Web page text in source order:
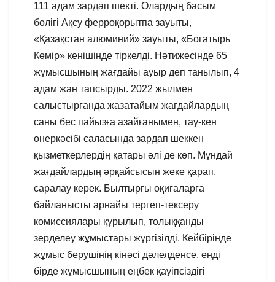
111 адам зардап шекті. Олардың басым
бөлігі Ақсу ферроқорытпа зауыты,
«Қазақстан алюминий» зауыты, «Богатырь
Көмір» кенішінде тіркелді. Нәтижесінде 65
жұмысшының жағдайы ауыр деп танылып, 4
адам жан тапсырды. 2022 жылмен
салыстырғанда жазатайым жағдайлардың
саны бес пайызға азайғанымен, тау-кен
өнеркәсібі саласында зардап шеккен
қызметкерлердің қатары әлі де көп. Мұндай
жағдайлардың әрқайсысын жеке қарап,
саралау керек. Былтырғы оқиғаларға
байланысты арнайы тергеп-тексеру
комиссиялары құрылып, толыққанды
зерделеу жұмыстары жүргізілді. Кейбірінде
жұмыс берушінің кінәсі дәлелденсе, енді
бірде жұмысшының еңбек қауіпсіздігі